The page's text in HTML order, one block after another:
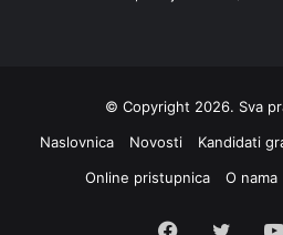
© Copyright 2026. Sva
Naslovnica
Novosti
Kandidati
Online pristupnica
O nama